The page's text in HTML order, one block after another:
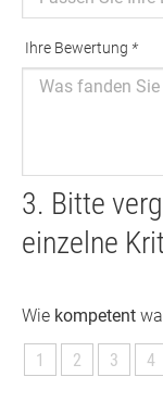
Ihre Bewertung *
Ausfüllen
3. Bitte
einzelne
Wie kompetent
1 2 3 4